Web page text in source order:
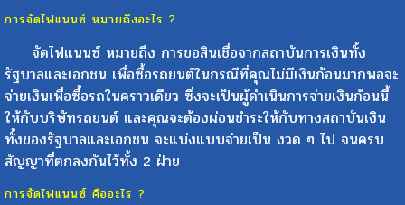
การจัดไฟแนนซ์ หมายถึงอะไร ?
จัดไฟแนนซ์ หมายถึง การขอสินเชื่อจากสถาบันการเงินทั้ง
รัฐบาลและเอกชน เพื่อซื้อรถยนต์ในกรณีที่คุณไม่มีเงินก้อนมากพอจะ
จ่ายเงินเพื่อซื้อรถในคราวเดียว ซึ่งจะเป็นผู้ดำเนินการจ่ายเงินก้อนนี้
ให้กับบริษัทรถยนต์ และคุณจะต้องผ่อนชำระให้กับทางสถาบันเงิน
ทั้งของรัฐบาลและเอกชน จะแบ่งแบบจ่ายเป็น งวด ๆ ไป จนครบ
สัญญาที่ตกลงกันไว้ทั้ง 2 ฝ่าย
การจัดไฟแนนซ์ คืออะไร ?